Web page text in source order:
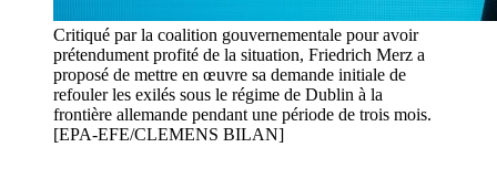
Critiqué par la coalition gouvernementale pour avoir
prétendument profité de la situation, Friedrich Merz a
proposé de mettre en œuvre sa demande initiale de
refouler les exilés sous le régime de Dublin à la
frontière allemande pendant une période de trois mois.
[EPA-EFE/CLEMENS BILAN]